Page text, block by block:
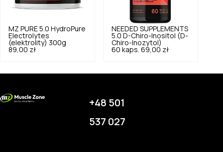
MZ PURE 5.0 HydroPure
Electrolytes
(elektrolity) 300g
89,00 zł
NEEDED SUPPLEMENTS
5.0 D-Chiro-Inositol (D-
Chiro-Inozytol)
60 kaps. 69,00 zł
+48 501
537 027